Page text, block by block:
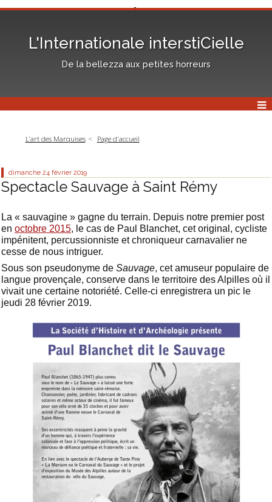
L'Internationale interstiCielle
De la bellezza aux petites horreurs
L’art des Marquises Page d'accueil
dimanche 24 février 2019
Spectacle Sauvage à Saint Rémy
La « sauvagine » gagne du terrain. Depuis notre premier post
en octobre 2015, le cas de Paul Blanchet, cet original, cycliste
impénitent, percussionniste et chroniqueur carnavalier ne
cesse de nous intriguer.
Sous son pseudonyme de Sauvage, cet amuseur populaire de
langue provençale, conserve dans le territoire des Alpilles où il
vivait une certaine notoriété. Celle-ci enregistrera un pic le
jeudi 28 février 2019.